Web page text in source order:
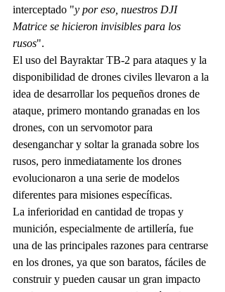
interceptado "y por eso, nuestros DJI
Matrice se hicieron invisibles para los
rusos".
El uso del Bayraktar TB-2 para ataques y la
disponibilidad de drones civiles llevaron a la
idea de desarrollar los pequeños drones de
ataque, primero montando granadas en los
drones, con un servomotor para
desenganchar y soltar la granada sobre los
rusos, pero inmediatamente los drones
evolucionaron a una serie de modelos
diferentes para misiones específicas.
La inferioridad en cantidad de tropas y
munición, especialmente de artillería, fue
una de las principales razones para centrarse
en los drones, ya que son baratos, fáciles de
construir y pueden causar un gran impacto